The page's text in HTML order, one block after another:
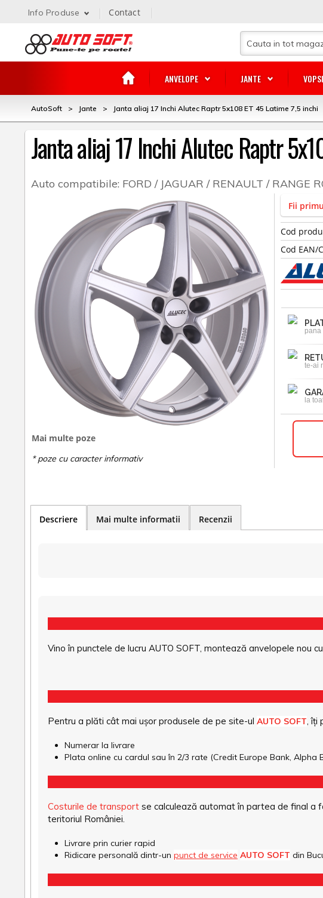
ANVELOPE JANTE
Info Produse Contact
AutoSoft > Jante > Janta aliaj 17 Inchi Alutec Raptr 5x108 ET 45 Latime 7,5 inchi
Janta aliaj 17 Inchi Alutec Raptr
Auto compatibile: FORD / JAGUAR / RENAULT / RANGE
Mai multe poze
Fii
Cod
Cod EAN/
pana
te-ai
la
Descriere Mai multe informatii Recenzii
Vino în punctele de lucru AUTO SOFT, montează anvelopele nou
Pentru a plăti cât mai ușor produsele de pe site-ul AUTO SOFT, îți
Numerar la livrare
Plata online cu cardul sau în 2/3 rate (Credit Europe Bank, Alpha
Costurile de transport se calculează automat în partea de final a
teritoriul României.
Livrare prin curier rapid
Ridicare personală dintr-un punct de service AUTO SOFT din